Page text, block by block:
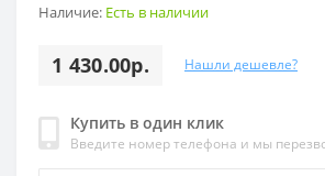
Наличие: Есть в наличии
1 430.00р. Нашли дешевле?
Купить в один клик
Введите номер телефона и мы